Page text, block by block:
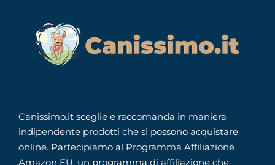
Canissimo.it sceglie e raccomanda in maniera
indipendente prodotti che si possono acquistare
online. Partecipiamo al Programma Affiliazione
Amazon EU, un programma di affiliazione che